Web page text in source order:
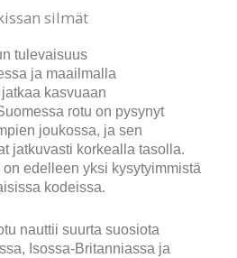
tulevaisuus
ja maailmalla
kasvuaan
rotu on pysynyt
joukossa, ja sen
jatkuvasti korkealla tasolla.
edelleen yksi kysytyimmistä
kodeissa.
nauttii suurta suosiota
Isossa-Britanniassa ja